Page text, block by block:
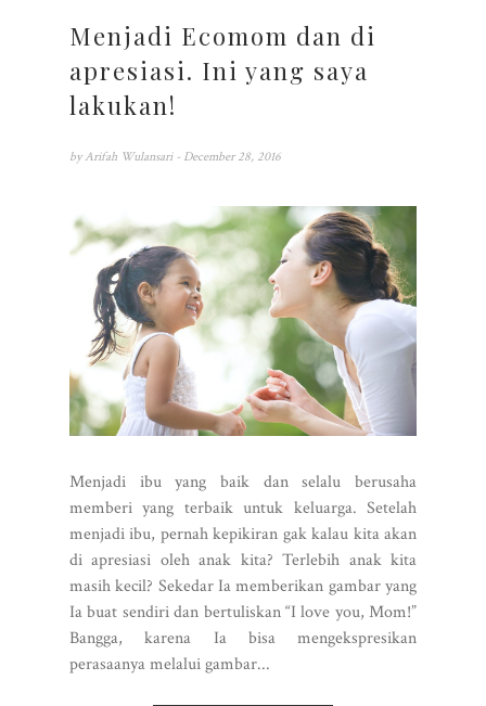
Menjadi Ecomom dan di
apresiasi. Ini yang saya
lakukan!
by Arifah Wulansari - December 28, 2016
Menjadi ibu yang baik dan selalu berusaha
memberi yang terbaik untuk keluarga. Setelah
menjadi ibu, pernah kepikiran gak kalau kita akan
di apresiasi oleh anak kita? Terlebih anak kita
masih kecil? Sekedar Ia memberikan gambar yang
Ia buat sendiri dan bertuliskan “I love you, Mom!”
Bangga, karena Ia bisa mengekspresikan
perasaanya melalui gambar...